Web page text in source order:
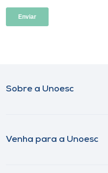
Sobre a Unoesc
Venha para a Unoesc